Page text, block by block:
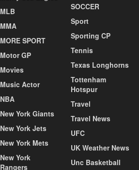
MLB
MMA
MORE SPORT
Motor GP
Movies
Music Actor
NBA
New York Giants
New York Jets
New York Mets
New York
Rangers
SOCCER
Sport
Sporting CP
Tennis
Texas Longhorns
Tottenham
Hotspur
Travel
Travel News
UFC
UK Weather News
Unc Basketball